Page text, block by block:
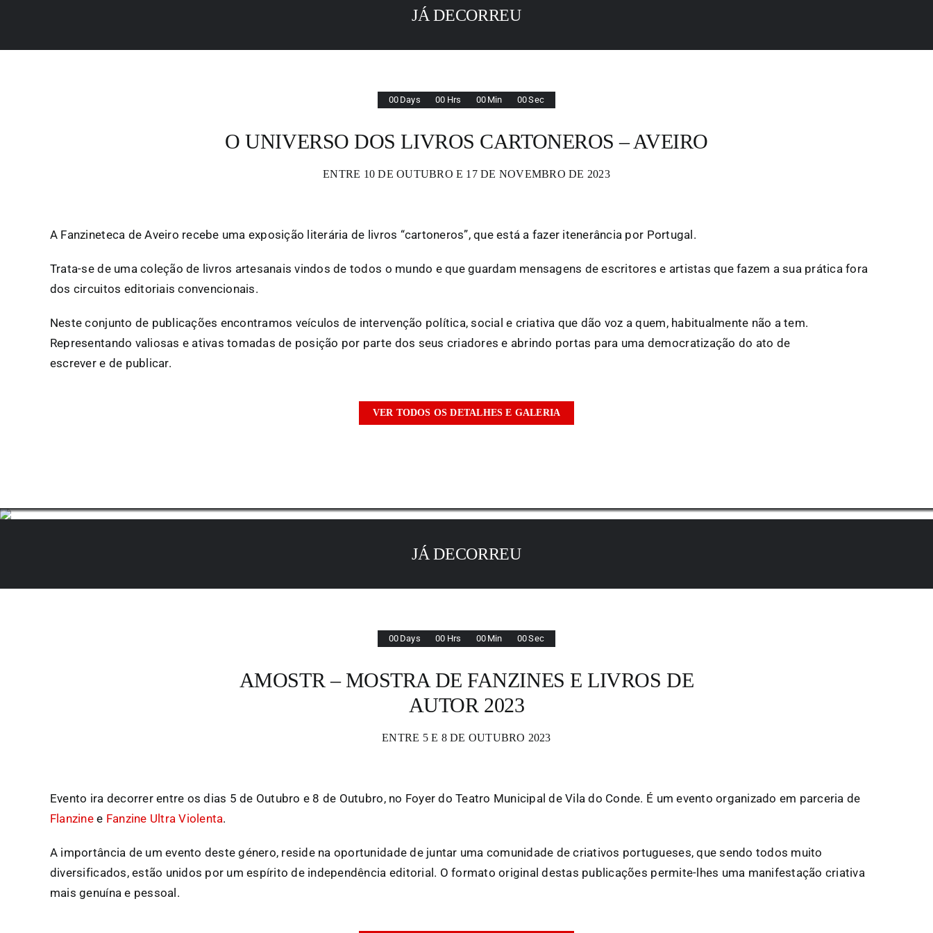
JÁ DECORREU
00 Days 00 Hrs 00 Min 00Sec
O UNIVERSO DOS LIVROS CARTONEROS – AVEIRO
ENTRE 10 DE OUTUBRO E 17 DE NOVEMBRO DE 2023
A Fanzineteca de Aveiro recebe uma exposição literária de livros “cartoneros”, que está a fazer itenerância por Portugal.
Trata-se de uma coleção de livros artesanais vindos de todos o mundo e que guardam mensagens de escritores e artistas que fazem a sua prática fora
dos circuitos editoriais convencionais.
Neste conjunto de publicações encontramos veículos de intervenção política, social e criativa que dão voz a quem, habitualmente não a tem.
Representando valiosas e ativas tomadas de posição por parte dos seus criadores e abrindo portas para uma democratização do ato de
escrever e de publicar.
VER TODOS OS DETALHES E GALERIA
JÁ DECORREU
00 Days 00 Hrs 00 Min 00Sec
AMOSTR – MOSTRA DE FANZINES E LIVROS DE
AUTOR 2023
ENTRE 5 E 8 DE OUTUBRO 2023
Evento ira decorrer entre os dias 5 de Outubro e 8 de Outubro, no Foyer do Teatro Municipal de Vila do Conde. É um evento organizado em parceria de
Flanzine e Fanzine Ultra Violenta.
A importância de um evento deste género, reside na oportunidade de juntar uma comunidade de criativos portugueses, que sendo todos muito
diversificados, estão unidos por um espírito de independência editorial. O formato original destas publicações permite-lhes uma manifestação criativa
mais genuína e pessoal.